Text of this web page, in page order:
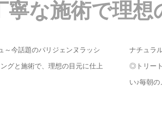
寧な施術で理想
～今話題のパリジェンヌラッシ
グと施術で、理想の目元に仕上
ナチュラ
◎トリー
い♪毎朝